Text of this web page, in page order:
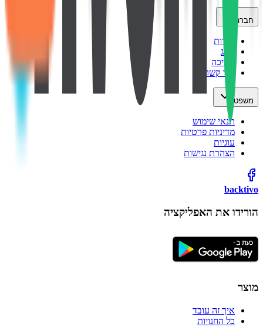
חברה
אודות
בלוג
תמיכה
צור קשר
משפטי
תנאי שימוש
מדיניות פרטיות
עוגיות
הצהרת נגישות
backtivo
הורידו את האפליקציה
מוצר
איך זה עובד
כל החנויות